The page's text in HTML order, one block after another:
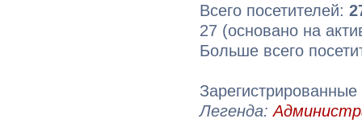
Всего посетителей:
27 (основано на
Больше всего
Легенда: